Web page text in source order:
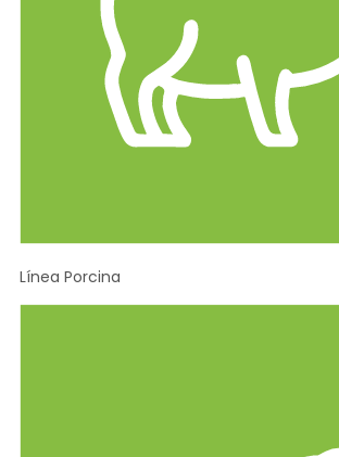
Línea Porcina